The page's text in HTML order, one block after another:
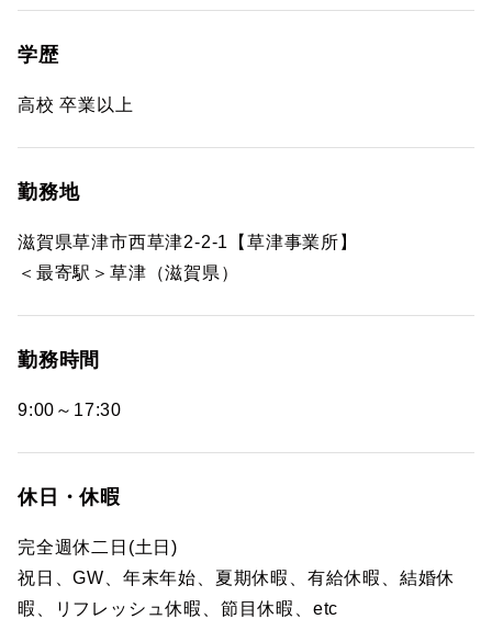
学歴
高校 卒業以上
勤務地
滋賀県草津市西草津2-2-1【草津事業所】
＜最寄駅＞草津（滋賀県）
勤務時間
9:00～17:30
休日・休暇
完全週休二日(土日)
祝日、GW、年末年始、夏期休暇、有給休暇、結婚休
暇、リフレッシュ休暇、節目休暇、etc